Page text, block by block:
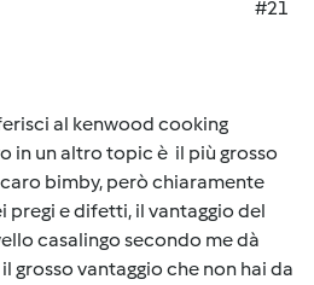
#21
al kenwood cooking
in un altro topic è il più grosso
bimby, però chiaramente
pregi e difetti, il vantaggio del
casalingo secondo me dà
grosso vantaggio che non hai da